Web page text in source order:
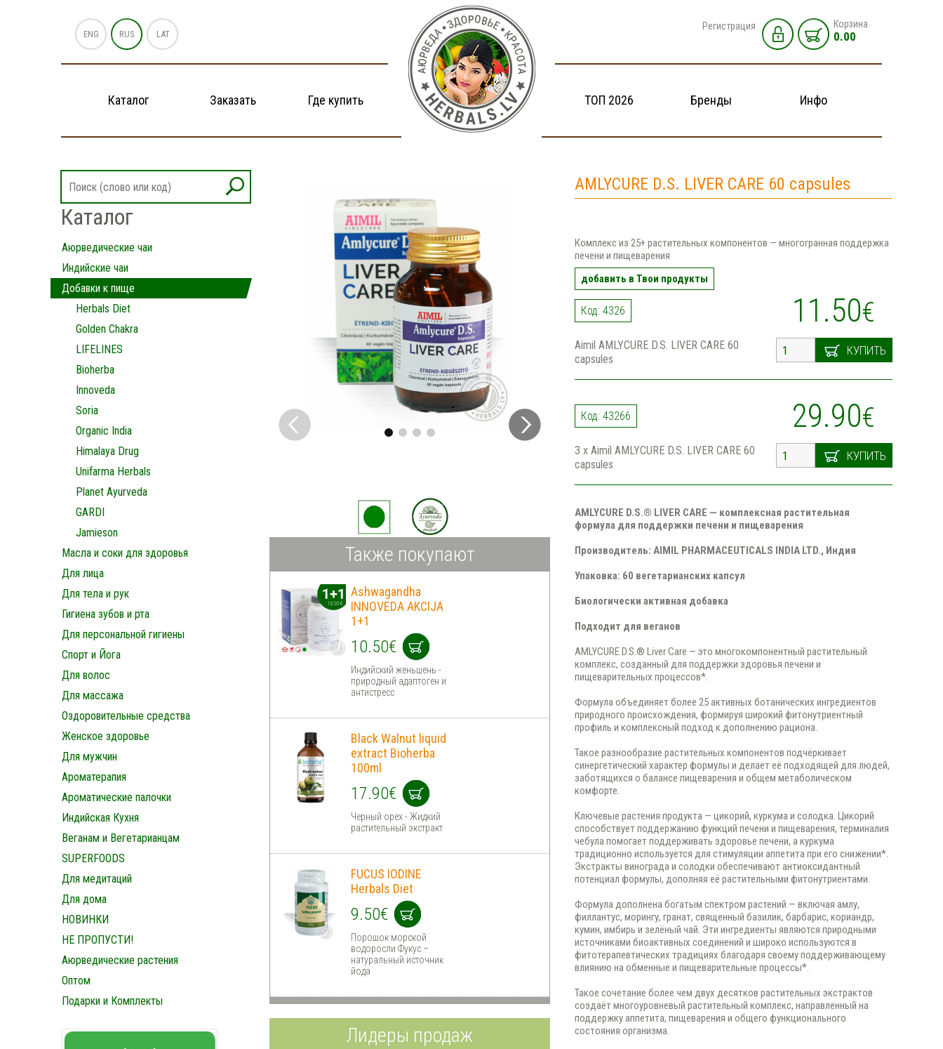
ENG RUS LAT
Регистрация Корзина
0.00
Каталог Заказать Где купить ТОП 2026 Бренды Инфо
Каталог
Аюрведические чаи
Индийские чаи
Добавки к пище
Herbals Diet
Golden Chakra
LIFELINES
Bioherba
Innoveda
Soria
Organic India
Himalaya Drug
Unifarma Herbals
Planet Ayurveda
GARDI
Jamieson
Масла и соки для здоровья
Для лица
Для тела и рук
Гигиена зубов и рта
Для персональной гигиены
Спорт и Йога
Для волос
Для массажа
Оздоровительные средства
Женское здоровье
Для мужчин
Ароматерапия
Ароматические палочки
Индийская Кухня
Веганам и Вегетарианцам
SUPERFOODS
Для медитаций
Для дома
НОВИНКИ
НЕ ПРОПУСТИ!
Аюрведические растения
Оптом
Подарки и Комплекты
AMLYCURE D.S. LIVER CARE 60 capsules
Комплекс из 25+ растительных компонентов — многогранная поддержка
печени и пищеварения
добавить в Твои продукты
Код: 4326 11.50€
КУПИТЬ
Aimil AMLYCURE D.S. LIVER CARE 60
capsules
Код: 43266 29.90€
КУПИТЬ
3 x Aimil AMLYCURE D.S. LIVER CARE 60
capsules
AMLYCURE D.S.® LIVER CARE — комплексная растительная
формула для поддержки печени и пищеварения
Производитель: AIMIL PHARMACEUTICALS INDIA LTD., Индия
Упаковка: 60 вегетарианских капсул
Биологически активная добавка
Подходит для веганов
AMLYCURE D.S.® Liver Care — это многокомпонентный растительный
комплекс, созданный для поддержки здоровья печени и
пищеварительных процессов*.
Формула объединяет более 25 активных ботанических ингредиентов
природного происхождения, формируя широкий фитонутриентный
профиль и комплексный подход к дополнению рациона.
Такое разнообразие растительных компонентов подчёркивает
синергетический характер формулы и делает её подходящей для людей,
заботящихся о балансе пищеварения и общем метаболическом
комфорте.
Ключевые растения продукта — цикорий, куркума и солодка. Цикорий
способствует поддержанию функций печени и пищеварения, терминалия
чебула помогает поддерживать здоровье печени, а куркума
традиционно используется для стимуляции аппетита при его снижении*.
Экстракты винограда и солодки обеспечивают антиоксидантный
потенциал формулы, дополняя её растительными фитонутриентами.
Формула дополнена богатым спектром растений — включая амлу,
филлантус, морингу, гранат, священный базилик, барбарис, кориандр,
кумин, имбирь и зелёный чай. Эти ингредиенты являются природными
источниками биоактивных соединений и широко используются в
фитотерапевтических традициях благодаря своему поддерживающему
влиянию на обменные и пищеварительные процессы*.
Такое сочетание более чем двух десятков растительных экстрактов
создаёт многоуровневый растительный комплекс, направленный на
поддержку аппетита, пищеварения и общего функционального
состояния организма.
Также покупают
Ashwagandha
INNOVEDA AKCIJA
1+1
10.50€
Индийский женьшень -
природный адаптоген и
антистресс
Black Walnut liquid
extract Bioherba
100ml
17.90€
Черный орех - Жидкий
растительный экстракт
FUCUS IODINE
Herbals Diet
9.50€
Порошок морской
водоросли Фукус –
натуральный источник
йода
Лидеры продаж